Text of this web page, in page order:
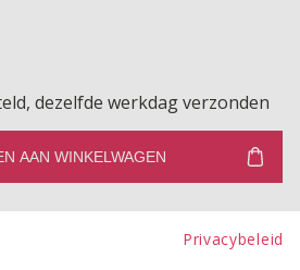
dezelfde werkdag verzonden
AAN WINKELWAGEN
€150,-
Privacybeleid